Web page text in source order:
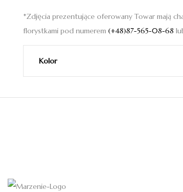
*Zdjęcia prezentujące oferowany Towar mają
florystkami pod numerem (+48)87-565-08-68
Kolor